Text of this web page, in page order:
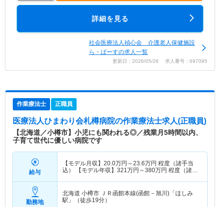
詳細を見る
社会医療法人禎心会 介護老人保健施設
ら・ぱーすの求人一覧
更新日：2026/05/26 求人番号：697095
作業療法士 正職員
医療法人ひまわり会札樽病院の作業療法士求人(正職員)
【北海道／小樽市】小児にも関われる◎／残業月5時間以内、
子育て世代に優しい病院です
給与
【モデル月収】 20.0万円～23.6万円 程度（諸手当
込） 【モデル年収】 321 万円～380万円 程度（諸手
勤務地
北海道 小樽市
ＪＲ函館本線(函館－旭川)「ほしみ
駅」（徒歩19分）